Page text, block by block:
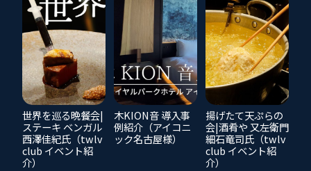
世界を巡る晩餐会|
ステーキ ベンガル
西澤佳紀氏（twlv
club イベント紹
介）
木KION音 導入事
例紹介（アイコニ
ック名古屋様）
揚げたて天ぷらの
会|酒肴や 又左衛門
細石竜司氏（twlv
club イベント紹
介）